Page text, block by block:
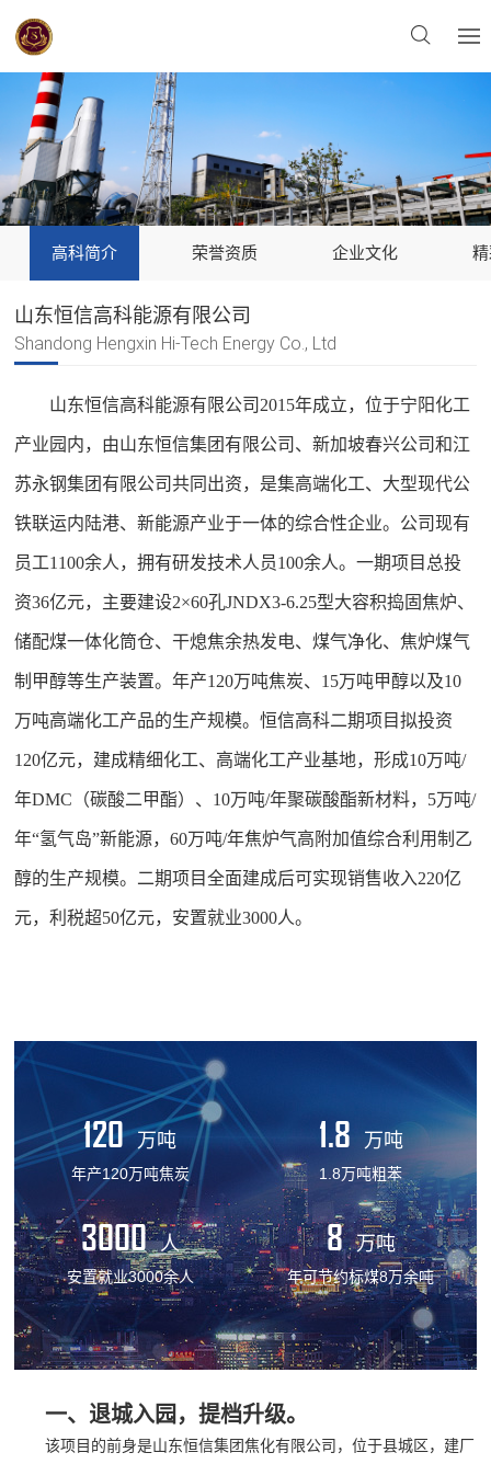
高科简介 荣誉资质 企业文化
山东恒信高科能源有限公司
Shandong Hengxin Hi-Tech Energy Co., Ltd
山东恒信高科能源有限公司 2015年成立，位于宁阳化工
产业园内，由山东恒信集团有限公司、新加坡春兴公司和江
苏永钢集团有限公司共同出资，是集高端化工、大型现代公
铁联运内陆港、新能源产业于一体的综合性企业。公司现有
员工1100余人，拥有研发技术人员100余人。一期项目总投
资36亿元，主要建设2×60孔JNDX3-6.25型大容积捣固焦炉、
储配煤一体化筒仓、干熄焦余热发电、煤气净化、焦炉煤气
制甲醇等生产装置。年产120万吨焦炭、15万吨甲醇以及10
万吨高端化工产品的生产规模。恒信高科二期项目拟投资
120亿元，建成精细化工、高端化工产业基地，形成10万吨/
年DMC（碳酸二甲酯）、10万吨/年聚碳酸酯新材料，5万吨/
年“氢气岛”新能源，60万吨/年焦炉气高附加值综合利用制乙
醇的生产规模。二期项目全面建成后可实现销售收入220亿
元，利税超50亿元，安置就业3000人。
120 万吨
年产120万吨焦炭
1.8 万吨
1.8万吨粗苯
3000 人
安置就业3000余人
8 万吨
年可节约标煤8万余吨
一、退城入园，提档升级。
该项目的前身是山东恒信集团焦化有限公司，位于县城区，建厂